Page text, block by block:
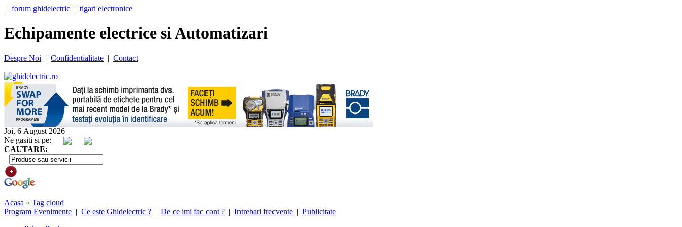
| forum ghidelectric | tigari electronice
Echipamente electrice si Automatizari
Despre Noi | Confidentialitate | Contact
Joi, 6 August 2026
Ne gasiti si pe:
CAUTARE:
Acasa » Tag cloud
Program Evenimente | Ce este Ghidelectric ? | De ce imi fac cont ? | Intrebari frecvente | Publicitate